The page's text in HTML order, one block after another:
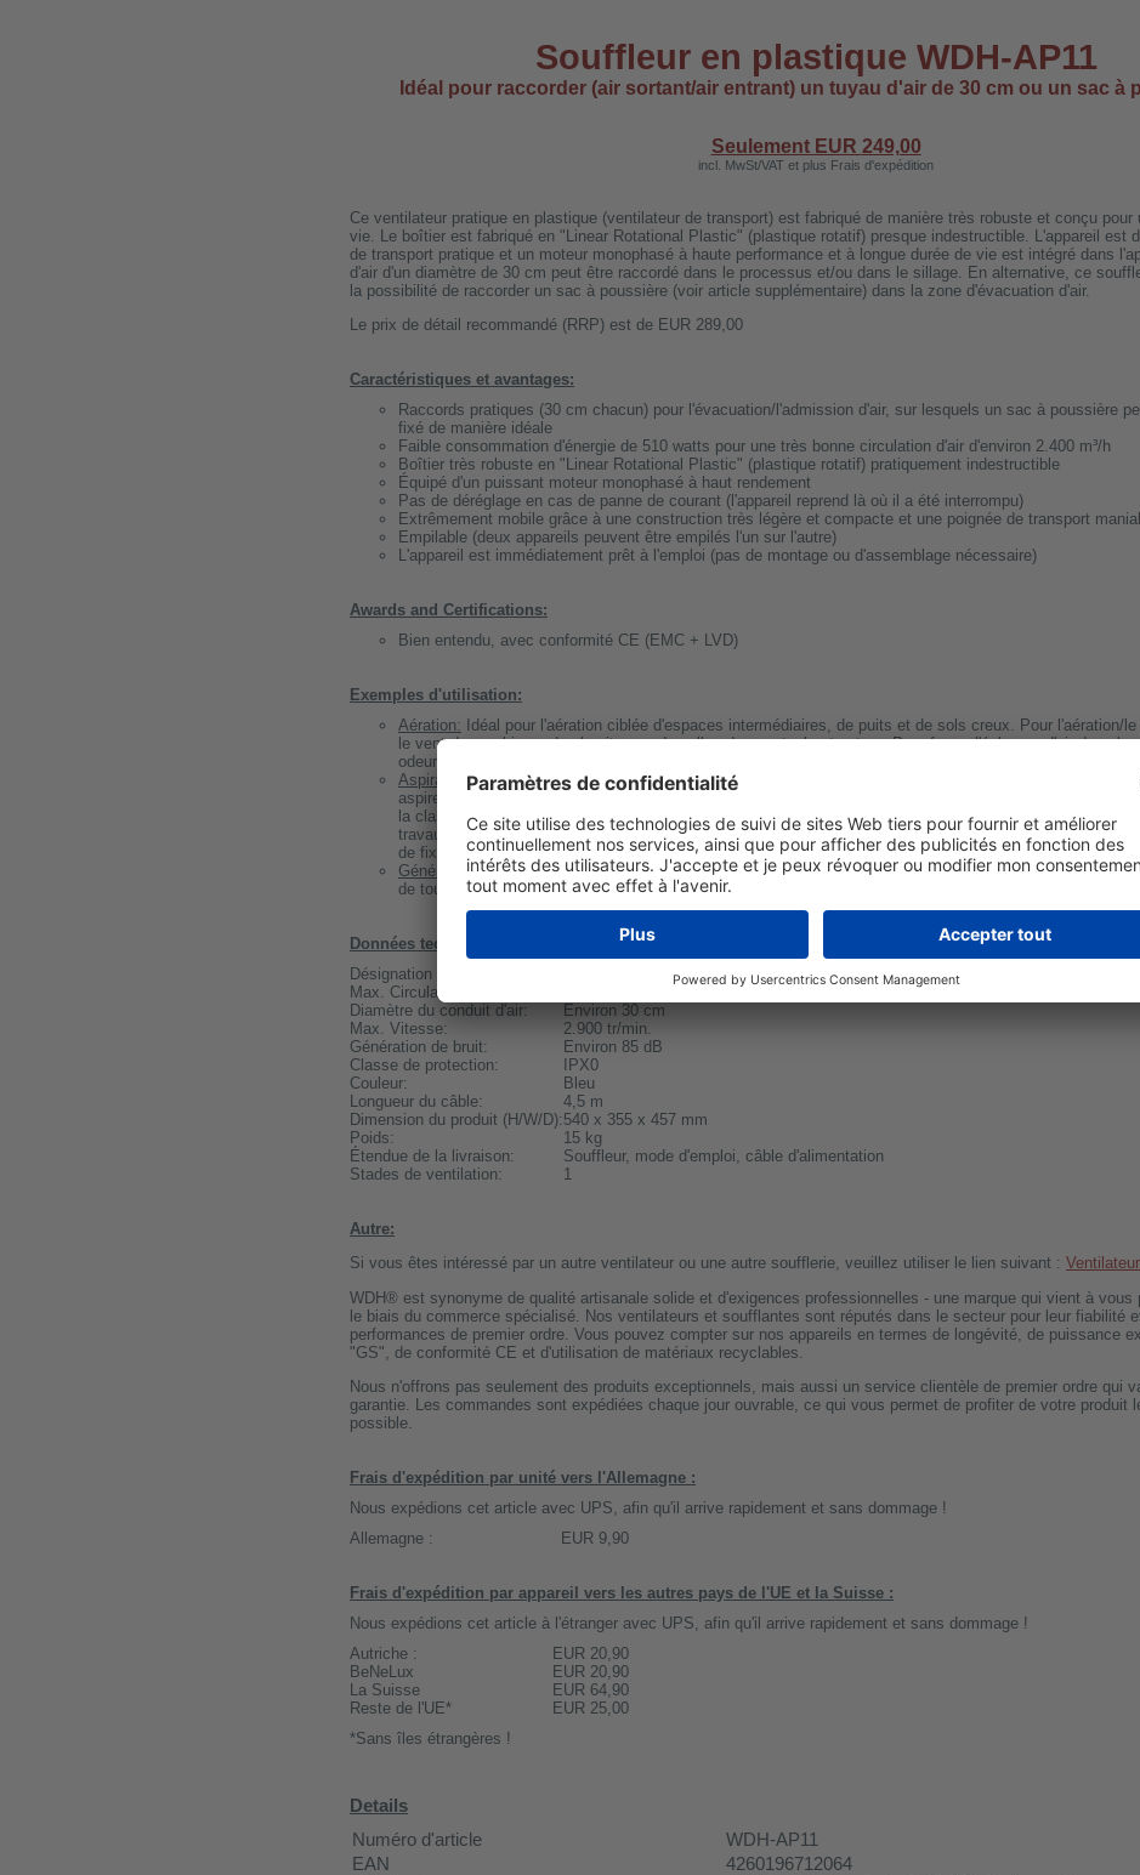
Souffleur en plastique WDH-AP11
Idéal pour raccorder (air sortant/air entrant) un tuyau d'air de 30 cm ou un sac à
Seulement EUR 249,00
incl. MwSt/VAT et plus Frais d'expédition
Ce ventilateur pratique en plastique (ventilateur de transport) est fabriqué de manière très robuste et conçu pour
vie. Le boîtier est fabriqué en "Linear Rotational Plastic" (plastique rotatif) presque indestructible. L'appareil est
de transport pratique et un moteur monophasé à haute performance et à longue durée de vie est intégré dans
d'air d'un diamètre de 30 cm peut être raccordé dans le processus et/ou dans le sillage. En alternative, ce
la possibilité de raccorder un sac à poussière (voir article supplémentaire) dans la zone d'évacuation d'air.
Le prix de détail recommandé (RRP) est de EUR 289,00
Caractéristiques et avantages:
Raccords pratiques (30 cm chacun) pour l'évacuation/l'admission d'air, sur lesquels un sac à poussière
fixé de manière idéale
Faible consommation d'énergie de 510 watts pour une très bonne circulation d'air d'environ 2.400 m³/h
Boîtier très robuste en "Linear Rotational Plastic" (plastique rotatif) pratiquement indestructible
Équipé d'un puissant moteur monophasé à haut rendement
Pas de déréglage en cas de panne de courant (l'appareil reprend là où il a été interrompu)
Extrêmement mobile grâce à une construction très légère et compacte et une poignée de transport
Empilable (deux appareils peuvent être empilés l'un sur l'autre)
L'appareil est immédiatement prêt à l'emploi (pas de montage ou d'assemblage nécessaire)
Awards and Certifications:
Bien entendu, avec conformité CE (EMC + LVD)
Exemples d'utilisation:
Aération: Idéal pour l'aération ciblée d'espaces intermédiaires, de puits et de sols creux. Pour l'aération/
le vent de machines, de chapiteaux, de salles de spectacle et autres. Pour forcer l'échange d'air dans
odeurs, les vapeurs et l'humidité !
Aspiration des poussières: sac de récupération des poussières
(accessoire disponible chez nous),
aspirer/capturer les poussières de construction/industrielles. Il permet de collecter les poussières
la classe de filtration M ! (Par exemple, la poussière de sciage, la poussière de ponçage, la poussière
travaux de battage ou par les particules de saleté produites lors de l'utilisation de colle à carrelage et/ou
de fixation)
Génération de vent et autres:Pour le gonflage de structures gonflables, de montgolfières ou pour
de tournage, des effets scéniques ou des prises de vue, ces appareils sont bien adaptés à cet effet !
Données techniques:
Désignation du modèle:
Max. Circulation de l'air:
Diamètre du conduit d'air:
Environ 30 cm
Max. Vitesse:
2.900 tr/min.
Génération de bruit:
Environ 85 dB
Classe de protection:
IPX0
Couleur:
Bleu
Longueur du câble:
4,5 m
Dimension du produit (H/W/D):540 x 355 x 457 mm
Poids:
15 kg
Étendue de la livraison:
Souffleur, mode d'emploi, câble d'alimentation
Stades de ventilation:
1
Autre:
Si vous êtes intéressé par un autre ventilateur ou une autre soufflerie, veuillez utiliser le lien suivant :
WDH® est synonyme de qualité artisanale solide et d'exigences professionnelles - une marque qui vient à vous
le biais du commerce spécialisé. Nos ventilateurs et soufflantes sont réputés dans le secteur pour leur fiabilité
performances de premier ordre. Vous pouvez compter sur nos appareils en termes de longévité, de puissance
"GS", de conformité CE et d'utilisation de matériaux recyclables.
Nous n'offrons pas seulement des produits exceptionnels, mais aussi un service clientèle de premier ordre qui
garantie. Les commandes sont expédiées chaque jour ouvrable, ce qui vous permet de profiter de votre produit
possible.
Frais d'expédition par unité vers l'Allemagne :
Nous expédions cet article avec UPS, afin qu'il arrive rapidement et sans dommage !
Allemagne :
EUR 9,90
Frais d'expédition par appareil vers les autres pays de l'UE et la Suisse :
Nous expédions cet article à l'étranger avec UPS, afin qu'il arrive rapidement et sans dommage !
Autriche :
EUR 20,90
BeNeLux
EUR 20,90
La Suisse
EUR 64,90
Reste de l'UE*
EUR 25,00
*Sans îles étrangères !
Details
Numéro d'article
WDH-AP11
EAN
4260196712064